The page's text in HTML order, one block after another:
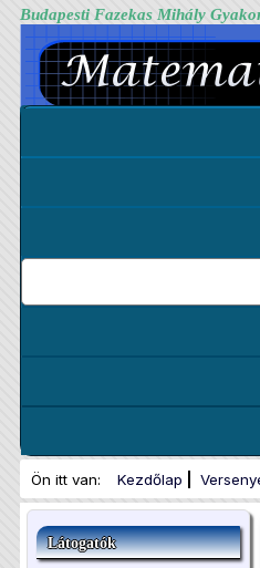
Budapesti Fazekas Mihály
Ön itt van: Kezdőlap
Látogatók